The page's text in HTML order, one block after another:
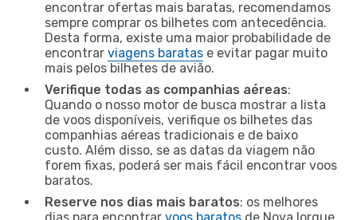
encontrar ofertas mais baratas, recomendamos
sempre comprar os bilhetes com antecedência.
Desta forma, existe uma maior probabilidade de
encontrar viagens baratas e evitar pagar muito
mais pelos bilhetes de avião.
Verifique todas as companhias aéreas:
Quando o nosso motor de busca mostrar a lista
de voos disponíveis, verifique os bilhetes das
companhias aéreas tradicionais e de baixo
custo. Além disso, se as datas da viagem não
forem fixas, poderá ser mais fácil encontrar voos
baratos.
Reserve nos dias mais baratos: os melhores